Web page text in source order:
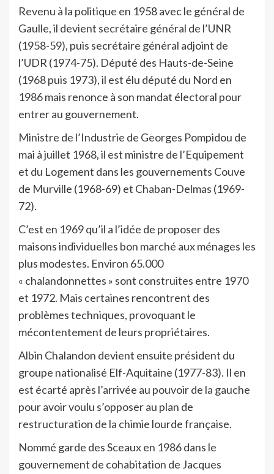
Revenu à la politique en 1958 avec le général de
Gaulle, il devient secrétaire général de l’UNR
(1958-59), puis secrétaire général adjoint de
l’UDR (1974-75). Député des Hauts-de-Seine
(1968 puis 1973), il est élu député du Nord en
1986 mais renonce à son mandat électoral pour
entrer au gouvernement.
Ministre de l’Industrie de Georges Pompidou de
mai à juillet 1968, il est ministre de l’Equipement
et du Logement dans les gouvernements Couve
de Murville (1968-69) et Chaban-Delmas (1969-
72).
C’est en 1969 qu’il a l’idée de proposer des
maisons individuelles bon marché aux ménages les
plus modestes. Environ 65.000
« chalandonnettes » sont construites entre 1970
et 1972. Mais certaines rencontrent des
problèmes techniques, provoquant le
mécontentement de leurs propriétaires.
Albin Chalandon devient ensuite président du
groupe nationalisé Elf-Aquitaine (1977-83). Il en
est écarté après l’arrivée au pouvoir de la gauche
pour avoir voulu s’opposer au plan de
restructuration de la chimie lourde française.
Nommé garde des Sceaux en 1986 dans le
gouvernement de cohabitation de Jacques